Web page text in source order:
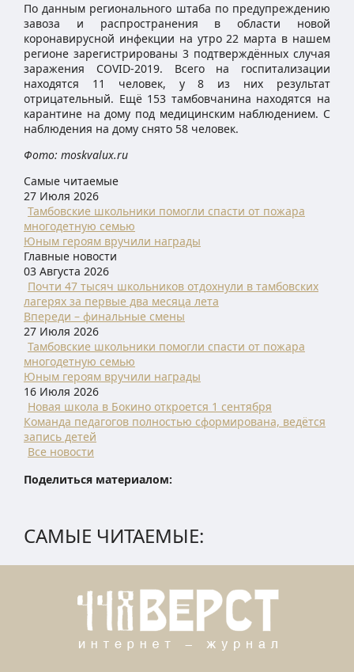
По данным регионального штаба по предупреждению
завоза и распространения в области новой
коронавирусной инфекции на утро 22 марта в нашем
регионе зарегистрированы 3 подтверждённых случая
заражения COVID-2019. Всего на госпитализации
находятся 11 человек, у 8 из них результат
отрицательный. Ещё 153 тамбовчанина находятся на
карантине на дому под медицинским наблюдением. С
наблюдения на дому снято 58 человек.
Фото: moskvalux.ru
Самые читаемые
27 Июля 2026
Тамбовские школьники помогли спасти от пожара
многодетную семью
Юным героям вручили награды
Главные новости
03 Августа 2026
Почти 47 тысяч школьников отдохнули в тамбовских
лагерях за первые два месяца лета
Впереди – финальные смены
27 Июля 2026
Тамбовские школьники помогли спасти от пожара
многодетную семью
Юным героям вручили награды
16 Июля 2026
Новая школа в Бокино откроется 1 сентября
Команда педагогов полностью сформирована, ведётся
запись детей
Все новости
Поделиться материалом:
САМЫЕ ЧИТАЕМЫЕ: